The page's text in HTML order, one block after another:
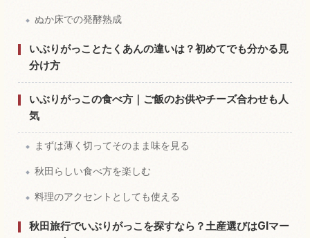
ぬか床での発酵熟成
いぶりがっことたくあんの違いは？初めてでも分かる見
分け方
いぶりがっこの食べ方｜ご飯のお供やチーズ合わせも人
気
まずは薄く切ってそのまま味を見る
秋田らしい食べ方を楽しむ
料理のアクセントとしても使える
秋田旅行でいぶりがっこを探すなら？土産選びはGIマー